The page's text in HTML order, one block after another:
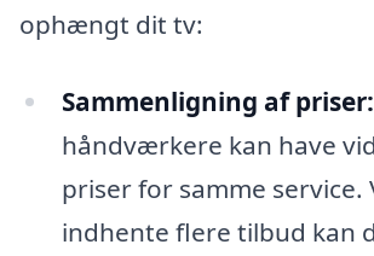
ophængt dit tv:
Sammenligning af priser:
håndværkere kan have
priser for samme service.
indhente flere tilbud kan